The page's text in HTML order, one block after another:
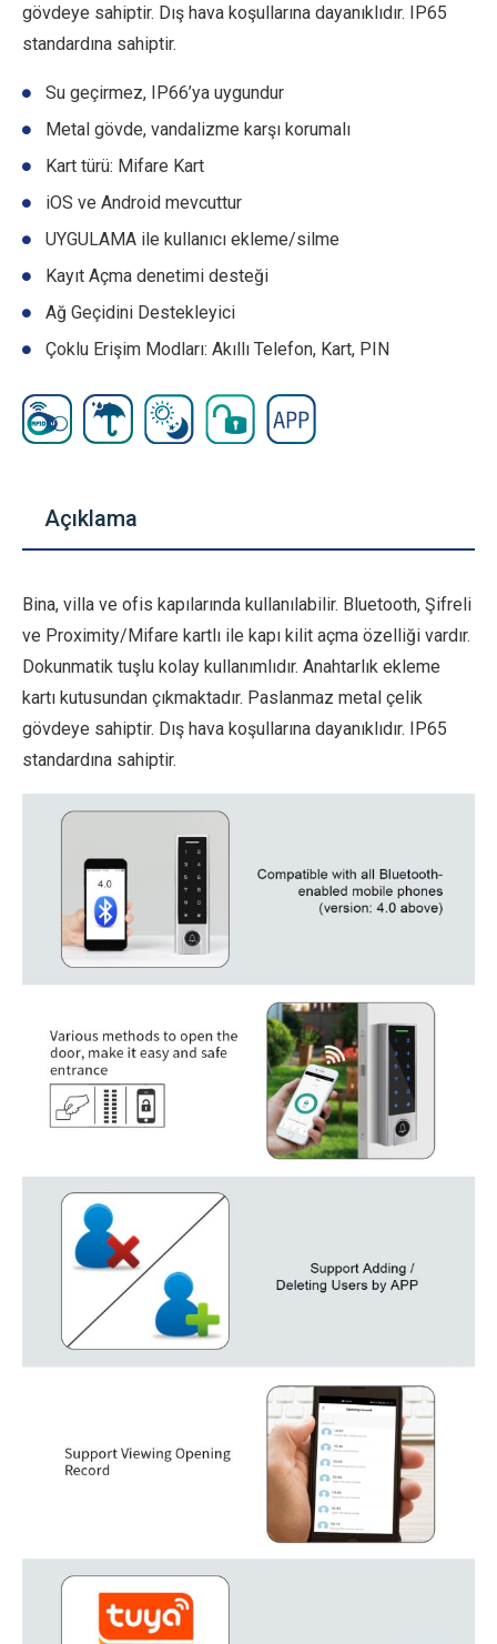
gövdeye sahiptir. Dış hava koşullarına dayanıklıdır. IP65
standardına sahiptir.
Su geçirmez, IP66’ya uygundur
Metal gövde, vandalizme karşı korumalı
Kart türü: Mifare Kart
iOS ve Android mevcuttur
UYGULAMA ile kullanıcı ekleme/silme
Kayıt Açma denetimi desteği
Ağ Geçidini Destekleyici
Çoklu Erişim Modları: Akıllı Telefon, Kart, PIN
Açıklama
Bina, villa ve ofis kapılarında kullanılabilir. Bluetooth, Şifreli
ve Proximity/Mifare kartlı ile kapı kilit açma özelliği vardır.
Dokunmatik tuşlu kolay kullanımlıdır. Anahtarlık ekleme
kartı kutusundan çıkmaktadır. Paslanmaz metal çelik
gövdeye sahiptir. Dış hava koşullarına dayanıklıdır. IP65
standardına sahiptir.